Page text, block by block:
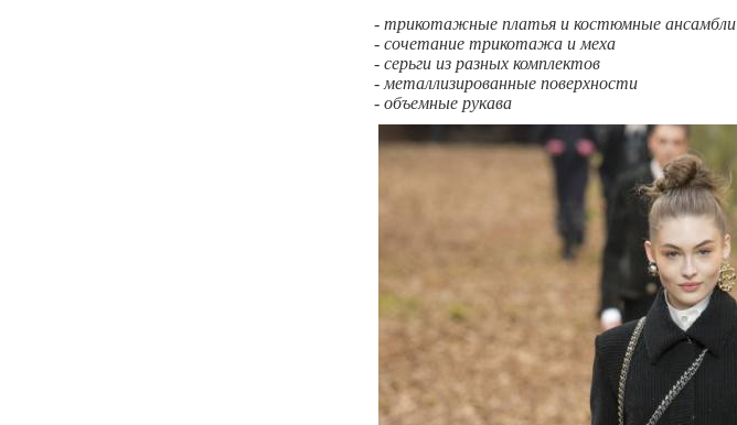
- трикотажные платья и костюмные ансамбли
- сочетание трикотажа и меха
- серьги из разных комплектов
- металлизированные поверхности
- объемные рукава